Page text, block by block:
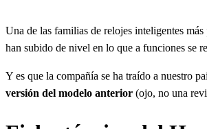
Una de las familias de relojes inteligentes
han subido de nivel en lo que a funciones se
Y es que la compañía se ha traído a nuestro
versión del modelo anterior (ojo, no una